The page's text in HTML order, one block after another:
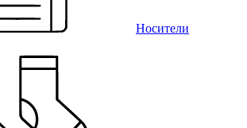
Носители